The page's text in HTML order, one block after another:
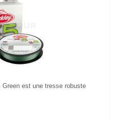
PRODUIT
est une tresse robuste